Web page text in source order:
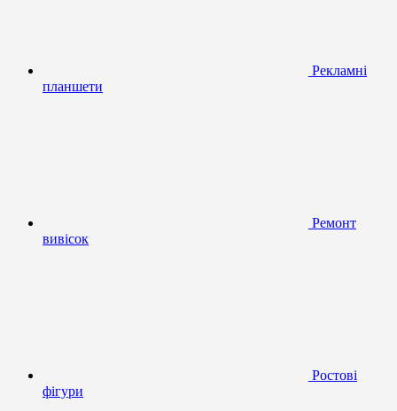
Рекламні
планшети
Ремонт
вивісок
Ростові
фігури